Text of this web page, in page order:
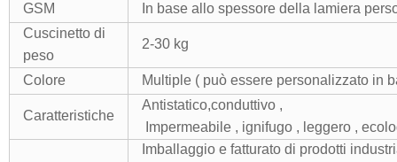
GSM In baseallo spessore della lamiera
Cuscinetto di
peso
2-30 kg
Colore Multiple( può essere personalizzato in
Caratteristiche
Antistatico,conduttivo ,
Impermeabile , ignifugo, leggero ,
Imballaggio e fatturato di prodotti